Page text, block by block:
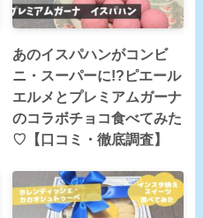
あのイスパハンがコンビ
ニ・スーパーに!?ピエール
エルメとプレミアムガーナ
のコラボチョコ食べてみた
♡【口コミ・徹底調査】